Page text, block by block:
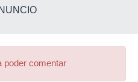
poder comentar